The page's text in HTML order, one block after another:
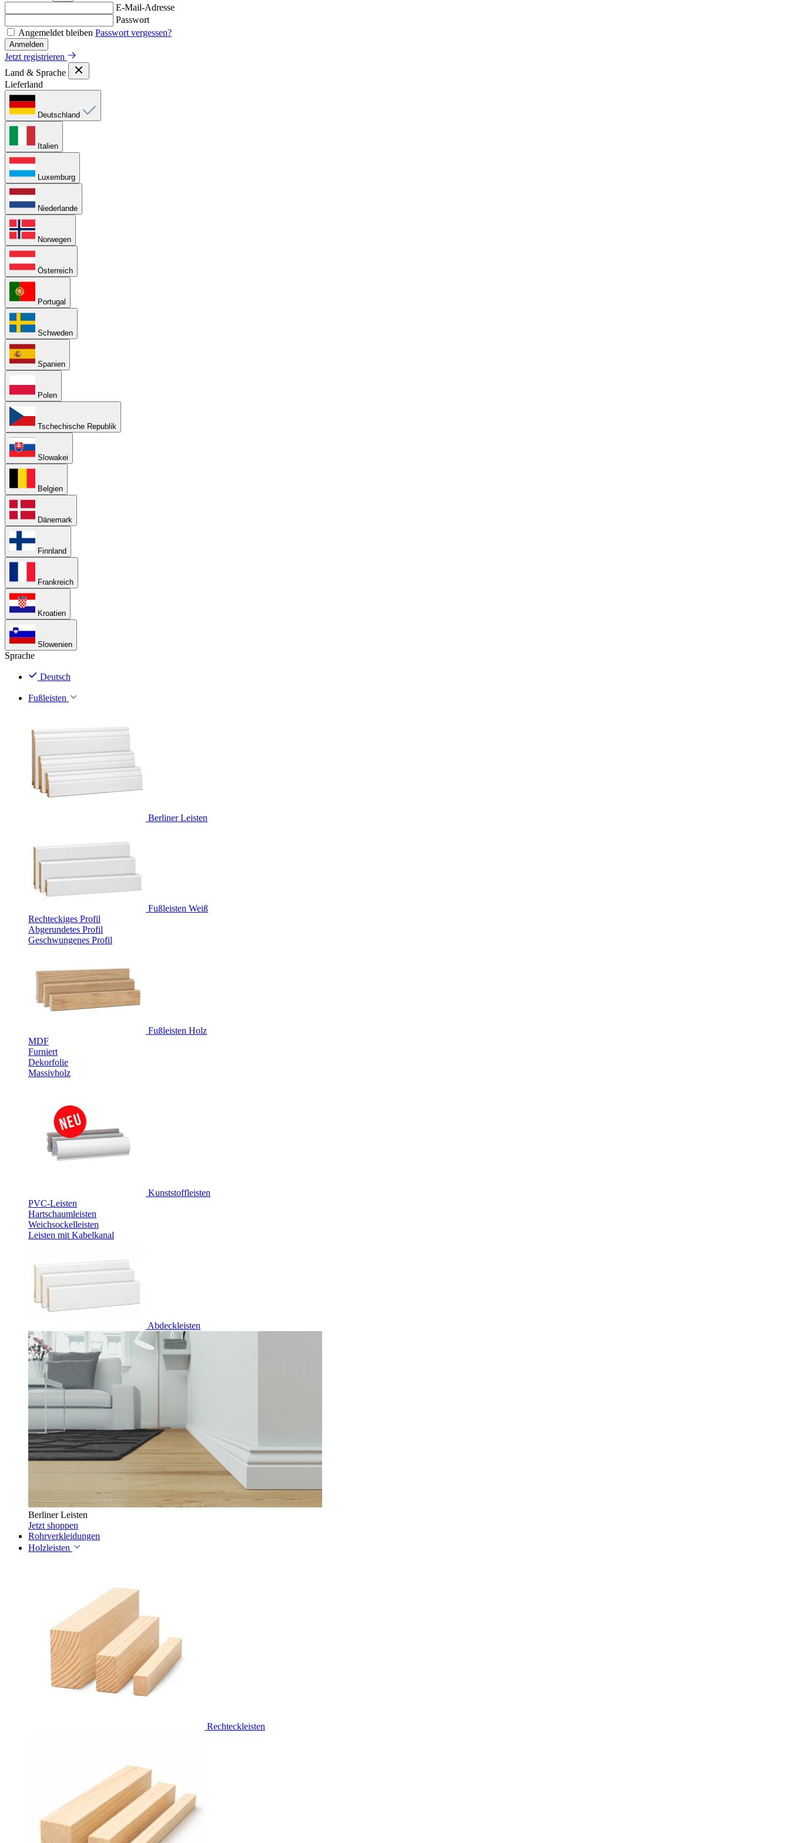
E-Mail-Adresse
Passwort
Angemeldet bleiben Passwort vergessen?
Anmelden
Jetzt registrieren
Land & Sprache
Lieferland
Deutschland
Italien
Luxemburg
Niederlande
Norwegen
Österreich
Portugal
Schweden
Spanien
Polen
Tschechische Republik
Slowakei
Belgien
Dänemark
Finnland
Frankreich
Kroatien
Slowenien
Sprache
Deutsch
Fußleisten
Berliner Leisten
Fußleisten Weiß
Rechteckiges Profil
Abgerundetes Profil
Geschwungenes Profil
Fußleisten Holz
MDF
Furniert
Dekorfolie
Massivholz
Kunststoffleisten
PVC-Leisten
Hartschaumleisten
Weichsockelleisten
Leisten mit Kabelkanal
Abdeckleisten
Berliner Leisten
Jetzt shoppen
Rohrverkleidungen
Holzleisten
Rechteckleisten